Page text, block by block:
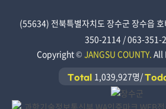
(55634) 전북특별자치도 장수군 장수읍
350-2114 / 063-351-
Copyright © JANGSU COUNTY. All
Total 1,039,927명/